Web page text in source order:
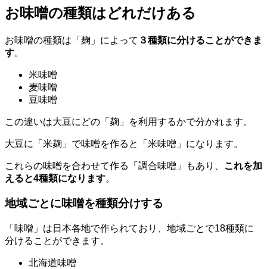
お味噌の種類はどれだけある
お味噌の種類は「麹」によって ３種類に分けることができま
す。
米味噌
麦味噌
豆味噌
この違いは大豆にどの「麹」を利用するかで分かれます。
大豆に「米麹」で味噌を作ると「米味噌」になります。
これらの味噌を合わせて作る「調合味噌」もあり、 これを加
えると4種類になります。
地域ごとに味噌を種類分けする
「味噌」は日本各地で作られており、地域ごとで18種類に
分けることができます。
北海道味噌